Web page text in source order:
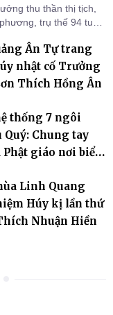
thu thần thị tịch,
trụ thế 94 tuổi
Ân Tự trang
nhật cố Trưởng
Thích Hồng Ân
thống 7 ngôi
Quý: Chung tay
giáo nơi biển
Linh Quang
Húy kị lần thứ
Nhuận Hiền